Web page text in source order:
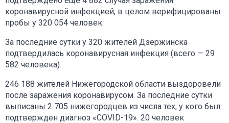
коронавирусной инфекцией, в целом верифицированы
пробы у 320 054 человек.
За последние сутки у 320 жителей Дзержинска
подтвердилась коронавирусная инфекция (всего — 29
582 человека).
246 188 жителей Нижегородской области выздоровели
после заражения коронавирусом. За последние сутки
выписаны 2 705 нижегородцев из числа тех, у кого был
подтвержден диагноз «COVID-19». 20 человек